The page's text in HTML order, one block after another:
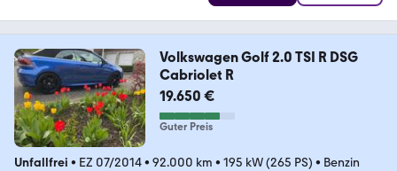
Volkswagen Golf 2.0 TSI R DSG
Cabriolet R
19.650 €
Guter Preis
Unfallfrei • EZ 07/2014• 92.000 km • 195 kW (265 PS) • Benzin